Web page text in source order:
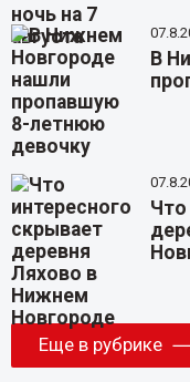
В
Что
Еще в рубрике